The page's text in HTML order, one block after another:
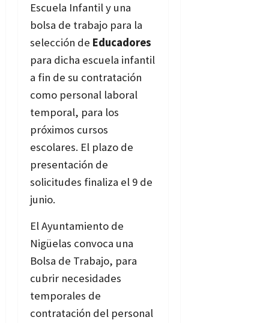
Escuela Infantil y una
bolsa de trabajo para la
selección de Educadores
para dicha escuela infantil
a fin de su contratación
como personal laboral
temporal, para los
próximos cursos
escolares. El plazo de
presentación de
solicitudes finaliza el 9 de
junio.
El Ayuntamiento de
Nigüelas convoca una
Bolsa de Trabajo, para
cubrir necesidades
temporales de
contratación del personal